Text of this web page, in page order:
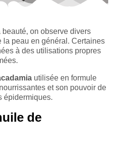
on observe divers
la peau en général. Certaines
à des utilisations propres
utilisée en formule
et son pouvoir de
épidermiques.
de